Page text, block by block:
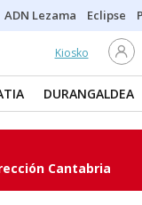
ADN Lezama Eclipse
Kiosko
DURANGALDEA
Cantabria